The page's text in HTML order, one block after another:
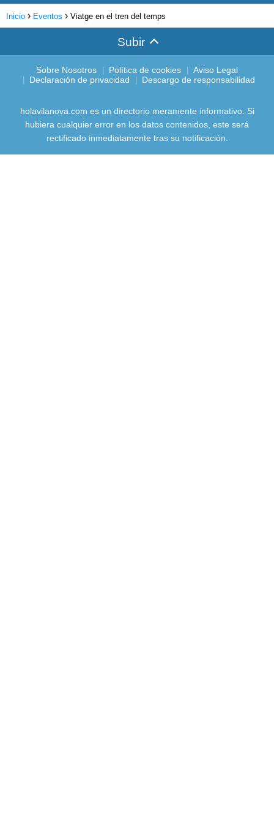
Inicio Eventos Viatge en el tren del temps
Subir
Sobre Nosotros Política de cookies
Aviso Legal
Declaración de privacidad
Descargo de responsabilidad
holavilanova.com es un directorio meramente informativo. Si
hubiera cualquier error en los datos contenidos, este será
rectificado inmediatamente tras su notificación.